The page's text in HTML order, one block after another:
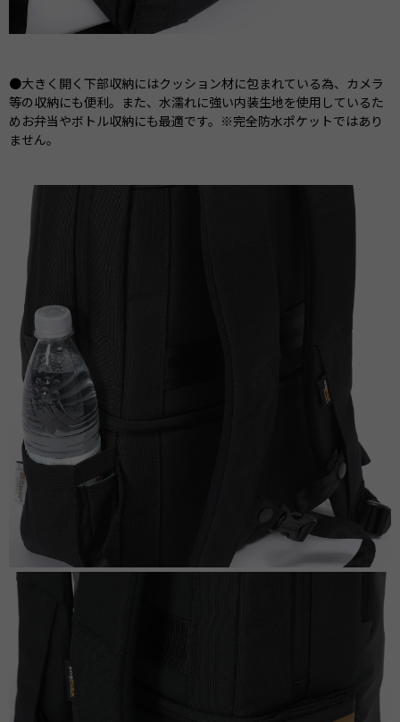
●大きく開く下部収納にはクッション材に包まれている為、カメラ
等の収納にも便利。また、水濡れに強い内装生地を使用しているた
めお弁当やボトル収納にも最適です。※完全防水ポケットではあり
ません。